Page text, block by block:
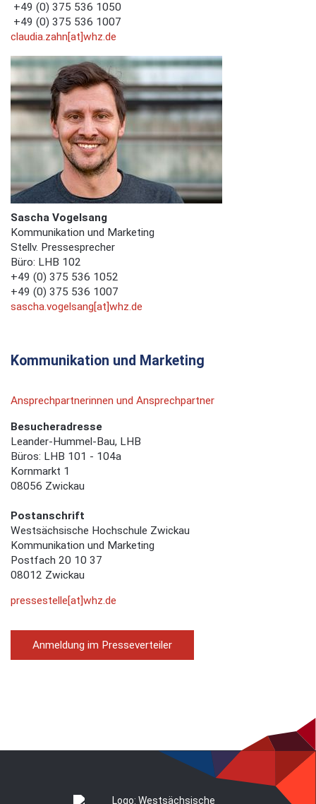
+49 (0) 375 536 1050
+49 (0) 375 536 1007
claudia.zahn[at]whz.de
Sascha Vogelsang
Kommunikation und Marketing
Stellv. Pressesprecher
Büro: LHB 102
+49 (0) 375 536 1052
+49 (0) 375 536 1007
sascha.vogelsang[at]whz.de
Kommunikation und Marketing
Ansprechpartnerinnen und Ansprechpartner
Besucheradresse
Leander-Hummel-Bau, LHB
Büros: LHB 101 - 104a
Kornmarkt 1
08056 Zwickau
Postanschrift
Westsächsische Hochschule Zwickau
Kommunikation und Marketing
Postfach 20 10 37
08012 Zwickau
pressestelle[at]whz.de
Anmeldung im Presseverteiler